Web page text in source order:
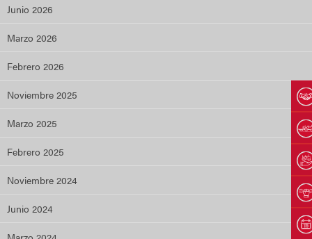
Junio 2026
Marzo 2026
Febrero 2026
Noviembre 2025
Marzo 2025
Febrero 2025
Noviembre 2024
Junio 2024